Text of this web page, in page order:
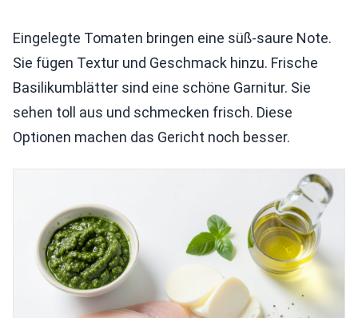
Eingelegte Tomaten bringen eine süß-saure Note.
Sie fügen Textur und Geschmack hinzu. Frische
Basilikumblätter sind eine schöne Garnitur. Sie
sehen toll aus und schmecken frisch. Diese
Optionen machen das Gericht noch besser.